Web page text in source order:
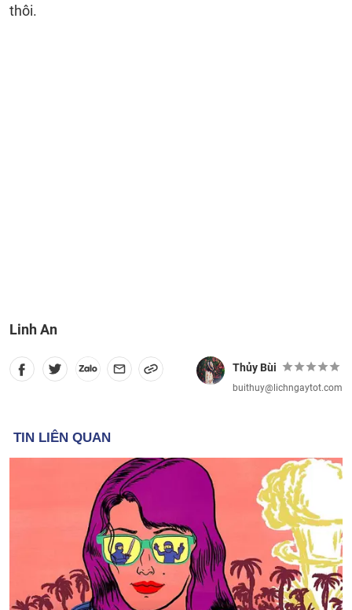
thôi.
Linh An
Thủy Bùi
buithuy@lichngaytot.com